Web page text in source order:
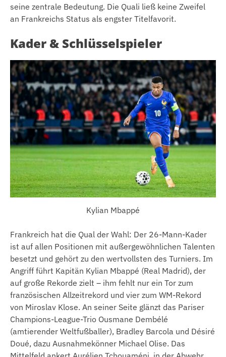
seine zentrale Bedeutung. Die Quali ließ keine Zweifel
an Frankreichs Status als engster Titelfavorit.
Kader & Schlüsselspieler
Kylian Mbappé
Frankreich hat die Qual der Wahl: Der 26-Mann-Kader
ist auf allen Positionen mit außergewöhnlichen Talenten
besetzt und gehört zu den wertvollsten des Turniers. Im
Angriff führt Kapitän Kylian Mbappé (Real Madrid), der
auf große Rekorde zielt – ihm fehlt nur ein Tor zum
französischen Allzeitrekord und vier zum WM-Rekord
von Miroslav Klose. An seiner Seite glänzt das Pariser
Champions-League-Trio Ousmane Dembélé
(amtierender Weltfußballer), Bradley Barcola und Désiré
Doué, dazu Ausnahmekönner Michael Olise. Das